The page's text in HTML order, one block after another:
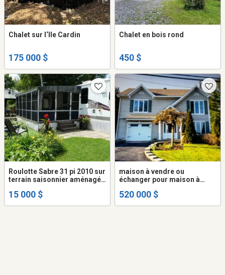
Chalet sur l‘Ile Cardin
175 000 $
Chalet en bois rond
450 $
Roulotte Sabre 31 pi 2010 sur
terrain saisonnier aménagé
15 000 $
maison à vendre ou
échanger pour maison à
520 000 $